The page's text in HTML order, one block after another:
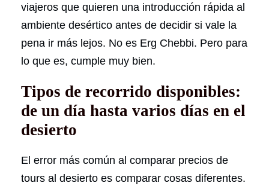
viajeros que quieren una introducción rápida al
ambiente desértico antes de decidir si vale la
pena ir más lejos. No es Erg Chebbi. Pero para
lo que es, cumple muy bien.
Tipos de recorrido disponibles:
de un día hasta varios días en el
desierto
El error más común al comparar precios de
tours al desierto es comparar cosas diferentes.